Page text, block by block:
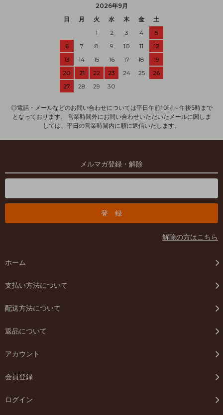
2026年9月
日
月 火 水 木 金
土
1
2 3 4
5
6
7 8 9 10 11
12
13
14 15 16 17 18
19
20
21 22 23 24 25
26
27
28 29 30
◎電話・メールなどのお問い合わせについては平日午前10時～午後5時まで
となっております。 営業時間外にお問い合わせいただいたメールに関しま
しては、平日の営業時間内に順に返信いたします。
メルマガ登録・解除
解除の方はこちら
ホーム
支払い方法について
配送方法について
返品について
アカウント
会員登録
ログイン